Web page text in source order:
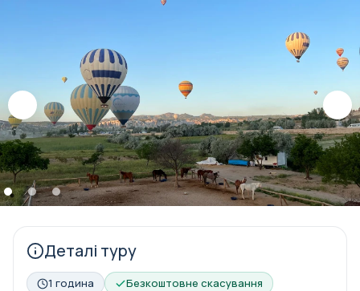
Деталі туру
1 година
Безкоштовне скасування